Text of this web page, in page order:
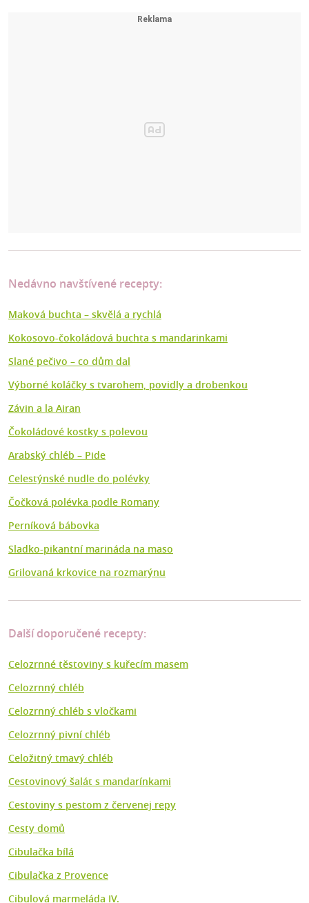
Nedávno navštívené recepty:
Maková buchta – skvělá a rychlá
Kokosovo-čokoládová buchta s mandarinkami
Slané pečivo – co dům dal
Výborné koláčky s tvarohem, povidly a drobenkou
Závin a la Airan
Čokoládové kostky s polevou
Arabský chléb – Pide
Celestýnské nudle do polévky
Čočková polévka podle Romany
Perníková bábovka
Sladko-pikantní marináda na maso
Grilovaná krkovice na rozmarýnu
Další doporučené recepty:
Celozrnné těstoviny s kuřecím masem
Celozrnný chléb
Celozrnný chléb s vločkami
Celozrnný pivní chléb
Celožitný tmavý chléb
Cestovinový šalát s mandarínkami
Cestoviny s pestom z červenej repy
Cesty domů
Cibulačka bílá
Cibulačka z Provence
Cibulová marmeláda IV.